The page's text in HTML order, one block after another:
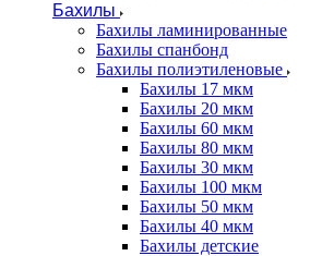
Бахилы
Бахилы ламинированные
Бахилы спанбонд
Бахилы полиэтиленовые
Бахилы 17 мкм
Бахилы 20 мкм
Бахилы 60 мкм
Бахилы 80 мкм
Бахилы 30 мкм
Бахилы 100 мкм
Бахилы 50 мкм
Бахилы 40 мкм
Бахилы детские